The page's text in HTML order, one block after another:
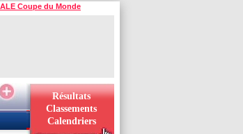
Coupe du Monde
Résultats
Classements
Calendriers